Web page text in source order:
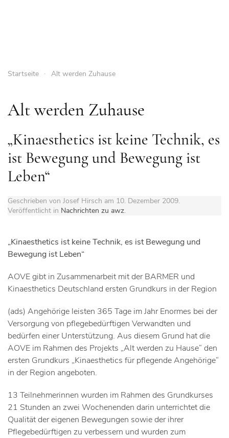
Startseite Alt werden Zuhause
Alt werden Zuhause
„Kinaesthetics ist keine Technik, es
ist Bewegung und Bewegung ist
Leben“
Geschrieben von Josef Hirsch am 10. Dezember 2009.
Veröffentlicht in Nachrichten zu awz.
„Kinaesthetics ist keine Technik, es ist Bewegung und
Bewegung ist Leben“
AOVE gibt in Zusammenarbeit mit der BARMER und
Kinaesthetics Deutschland ersten Grundkurs in der Region
(ads) Angehörige leisten 365 Tage im Jahr Enormes bei der
Versorgung von pflegebedürftigen Verwandten und
bedürfen einer Unterstützung. Aus diesem Grund hat die
AOVE im Rahmen des Projekts „Alt werden zu Hause“ den
ersten Grundkurs „Kinaesthetics für pflegende Angehörige“
in der Region angeboten.
13 Teilnehmerinnen wurden im Rahmen des Grundkurses
21 Stunden an zwei Wochenenden darin unterrichtet die
Qualität der eigenen Bewegungen sowie der ihrer
Pflegebedürftigen zu verbessern und wurden zum